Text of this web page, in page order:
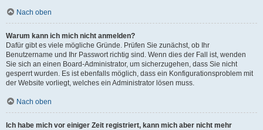
Nach oben
Warum kann ich mich nicht anmelden?
Dafür gibt es viele mögliche Gründe. Prüfen Sie zunächst, ob Ihr
Benutzername und Ihr Passwort richtig sind. Wenn dies der Fall ist, wenden
Sie sich an einen Board-Administrator, um sicherzugehen, dass Sie nicht
gesperrt wurden. Es ist ebenfalls möglich, dass ein Konfigurationsproblem mit
der Website vorliegt, welches ein Administrator lösen muss.
Nach oben
Ich habe mich vor einiger Zeit registriert, kann mich aber nicht mehr